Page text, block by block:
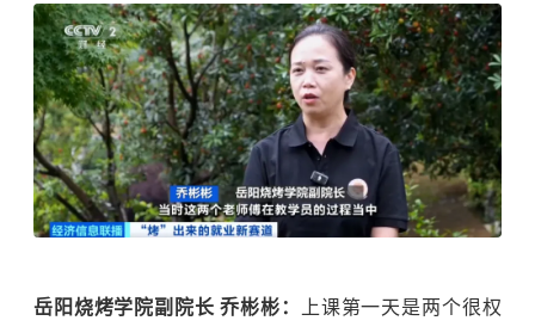
岳阳烧烤学院副院长 乔彬彬：
上课第一天是两个很权